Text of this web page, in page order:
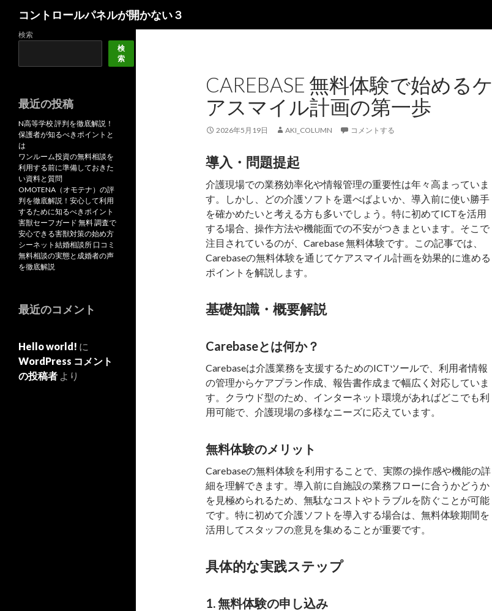
コントロールパネルが開かない３
CAREBASE 無料体験で始めるケ
アスマイル計画の第一歩
2026年5月19日 AKI_COLUMN コメントする
導入・問題提起
介護現場での業務効率化や情報管理の重要性は年々高まっていま
す。しかし、どの介護ソフトを選べばよいか、導入前に使い勝手
を確かめたいと考える方も多いでしょう。特に初めてICTを活用
する場合、操作方法や機能面での不安がつきまといます。そこで
注目されているのが、Carebase 無料体験です。この記事では、
Carebaseの無料体験を通じてケアスマイル計画を効果的に進める
ポイントを解説します。
基礎知識・概要解説
Carebaseとは何か？
Carebaseは介護業務を支援するためのICTツールで、利用者情報
の管理からケアプラン作成、報告書作成まで幅広く対応していま
す。クラウド型のため、インターネット環境があればどこでも利
用可能で、介護現場の多様なニーズに応えています。
無料体験のメリット
Carebaseの無料体験を利用することで、実際の操作感や機能の詳
細を理解できます。導入前に自施設の業務フローに合うかどうか
を見極められるため、無駄なコストやトラブルを防ぐことが可能
です。特に初めて介護ソフトを導入する場合は、無料体験期間を
活用してスタッフの意見を集めることが重要です。
具体的な実践ステップ
1. 無料体験の申し込み
検索
検
索
最近の投稿
N高等学校 評判を徹底解説！
保護者が知るべきポイントと
は
ワンルーム投資の無料相談を
利用する前に準備しておきた
い資料と質問
OMOTENA（オモテナ）の評
判を徹底解説！安心して利用
するために知るべきポイント
害獣セーフガード 無料 調査で
安心できる害獣対策の始め方
シーネット結婚相談所 口コミ
無料相談の実態と成婚者の声
を徹底解説
最近のコメント
Hello world! に
WordPress コメント
の投稿者 より